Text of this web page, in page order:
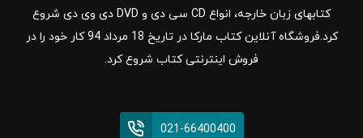
کتابهای زبان خارجه، انواع CD سی دی و DVD دی وی دی شروع
کرد.فروشگاه آنلاین کتاب مارکا در تاریخ 18 مرداد 94 کار خود را در
فروش اینترنتی کتاب شروع کرد.
021-66400400